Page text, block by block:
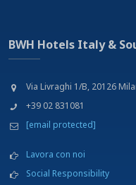
BWH Hotels Italy &
Via Livraghi 1/B, 20126
+39 02 831081
[email protected]
Lavora con noi
Social Responsibility